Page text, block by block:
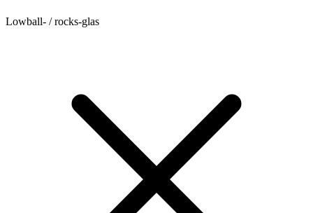
Lowball- / rocks-glas